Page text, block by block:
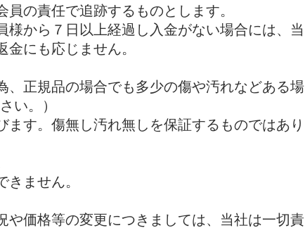
員の責任で追跡するものとします。
から７日以上経過し入金がない場合には、当
にも応じません。
、正規品の場合でも多少の傷や汚れなどある場
い。）
す。傷無し汚れ無しを保証するものではあり
ません。
価格等の変更につきましては、当社は一切責